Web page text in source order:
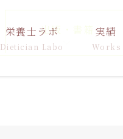
栄養士ラボ
Dietician Labo
実績
Works
出版・書籍